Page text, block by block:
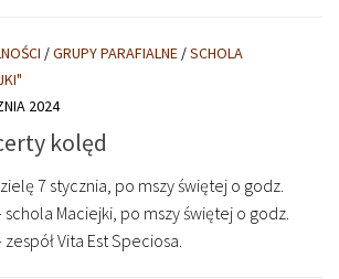
/GRUPY PARAFIALNE /SCHOLA
2024
kolęd
7 stycznia, po mszy świętej o godz.
schola Maciejki, po mszy świętej o godz.
zespół Vita Est Speciosa.